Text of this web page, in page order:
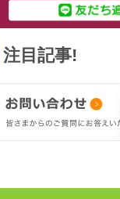
注目記事!